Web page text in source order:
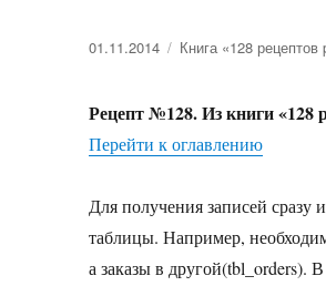
Опубликовано
01.11.2014 Рубрики
Книга «128 рецептов
Рецепт №128. Из книги «128
Перейти к оглавлению
Для получения записей сразу
таблицы. Например,
а заказы в другой(tbl_orders).